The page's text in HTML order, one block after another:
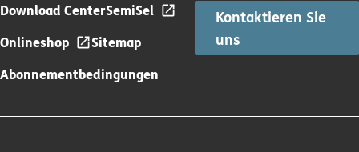
Download CenterSemiSel
Onlineshop
Sitemap
Abonnementbedingungen
Kontaktieren Sie
uns